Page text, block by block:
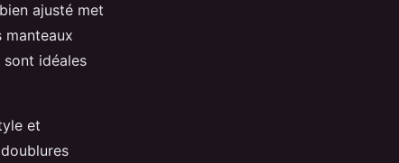
ajusté met
idéales
et